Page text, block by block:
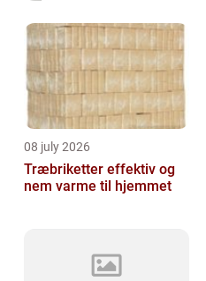
08 july 2026
Træbriketter effektiv og
nem varme til hjemmet